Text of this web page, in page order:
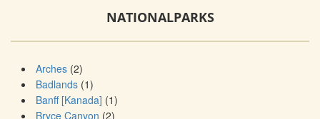
NATIONALPARKS
Arches (2)
Badlands (1)
Banff [Kanada] (1)
Bryce Canyon (2)